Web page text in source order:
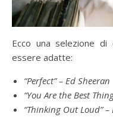
Ecco una selezione di
essere adatte:
“Perfect” – Ed Sheeran
“You Are the Best
“Thinking Out Loud” –